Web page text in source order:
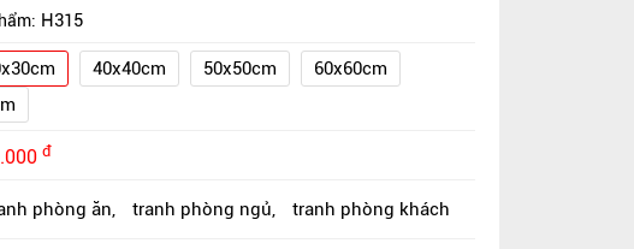
H315
40x40cm 50x50cm
60x60cm
đ
phòng ăn, tranh phòng ngủ, tranh phòng khách